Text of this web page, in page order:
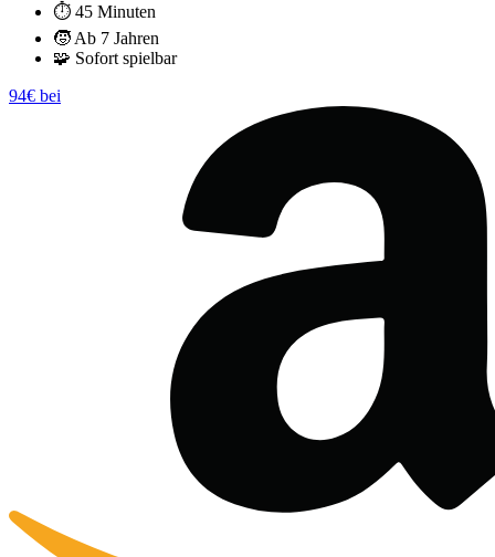
⏱️ 45 Minuten
🧒 Ab 7 Jahren
🧩 Sofort spielbar
94€ bei